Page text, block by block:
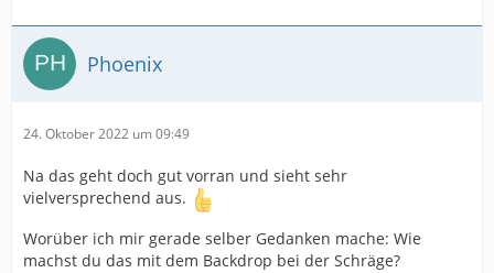
Phoenix
24. Oktober 2022 um 09:49
Na das geht doch gut vorran und sieht sehr
vielversprechend aus.
Worüber ich mir gerade selber Gedanken mache: Wie
machst du das mit dem Backdrop bei der Schräge?